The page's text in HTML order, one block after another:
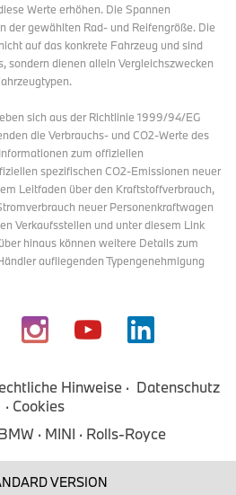
Werte erhöhen. Die Spannen
der gewählten Rad- und Reifengröße. Die
auf das konkrete Fahrzeug und sind
sondern dienen allein Vergleichszwecken
sich aus der Richtlinie 1999/94/EG
die Verbrauchs- und CO2-Werte des
zum offiziellen
spezifischen CO2-Emissionen neuer
Leitfaden über den Kraftstoffverbrauch,
neuer Personenkraftwagen
Verkaufsstellen und unter diesem Link
hinaus können weitere Details zum
aufliegenden Typengenehmigung
Hinweise
Datenschutz
Cookies
MINI Rolls-Royce
VERSION